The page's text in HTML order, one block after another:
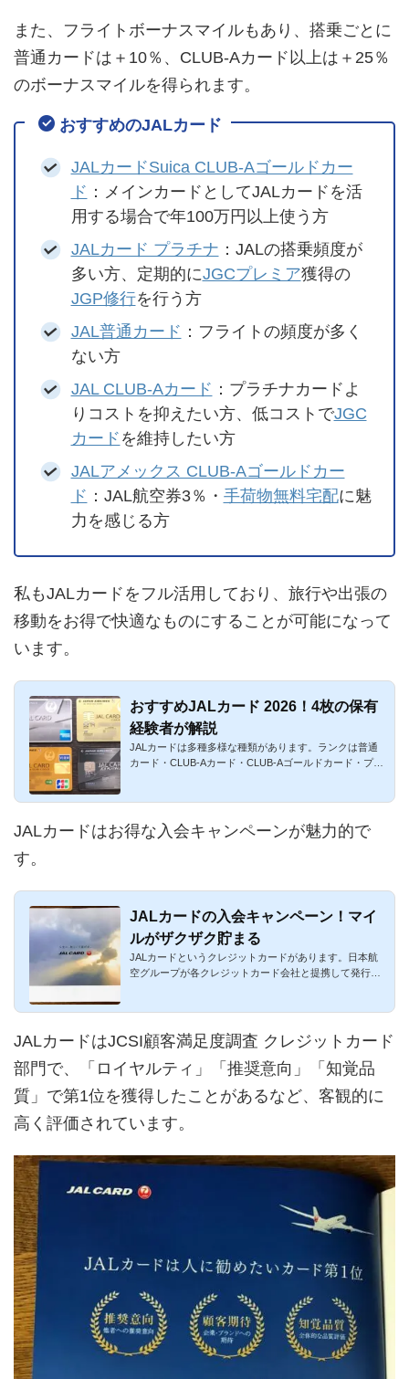
また、フライトボーナスマイルもあり、搭乗ごとに
普通カードは＋10％、CLUB-Aカード以上は＋25％
のボーナスマイルを得られます。
おすすめのJALカード
JALカードSuica CLUB-Aゴールドカー
ド ：メインカードとしてJALカードを活
用する場合で年100万円以上使う方
JALカード プラチナ ：JALの搭乗頻度が
多い方、定期的にJGCプレミア獲得の
JGP修行を行う方
JAL普通カード ：フライトの頻度が多く
ない方
JAL CLUB-Aカード ：プラチナカードよ
りコストを抑えたい方、低コストでJGC
カード を維持したい方
JALアメックス CLUB-Aゴールドカー
ド ：JAL航空券3％・ 手荷物無料宅配に魅
力を感じる方
私もJALカードをフル活用しており、旅行や出張の
移動をお得で快適なものにすることが可能になって
います。
おすすめJALカード 2026！4枚の保有
経験者が解説
JALカードは多種多様な種類があります。ランクは普通
カード・CLUB-Aカード・CLUB-Aゴールドカード・プラ
JALカードはお得な入会キャンペーンが魅力的で
す。
JALカードの入会キャンペーン！マイ
ルがザクザク貯まる
JALカードというクレジットカードがあります。日本航
空グループが各クレジットカード会社と提携して発行し
JALカードはJCSI顧客満足度調査 クレジットカード
部門で、「ロイヤルティ」「推奨意向」「知覚品
質」で第1位を獲得したことがあるなど、客観的に
高く評価されています。